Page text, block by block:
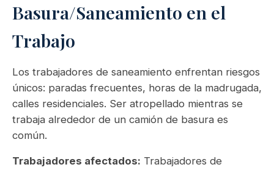
Basura/Saneamiento en el
Trabajo
Los trabajadores de saneamiento enfrentan riesgos
únicos: paradas frecuentes, horas de la madrugada,
calles residenciales. Ser atropellado mientras se
trabaja alrededor de un camión de basura es
común.
Trabajadores afectados: Trabajadores de